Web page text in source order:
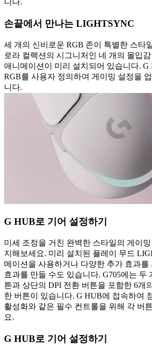
니다.
손끝에서 만나는 LIGHTSYNC
세 개의 신비로운 RGB 존이 특별한 스타
로라 컬렉션의 시그니처인 네 개의 몰입
애니메이션이 미리 설치되어 있습니다. G
RGB를 사용자 정의하여 게이밍 설정을
니다.
G HUB로 기어 설정하기
미세 조정을 거친 완벽한 스타일의 게이
지해보세요. 미리 설치된 플레이 무드
메이션을 사용하거나 다양한 추가 효과를
효과를 만들 수도 있습니다. G705에는 두
튼과 상단의 DPI 전환 버튼을 포함한 6개
한 버튼이 있습니다. G HUB에 접속하여
활성화와 같은 필수 컨트롤을 위해 각 버
요.
G HUB로 기어 설정하기